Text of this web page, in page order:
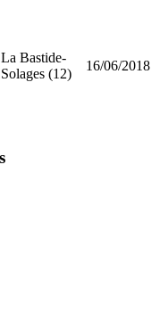
La Bastide-
Solages (12)
16/06/2018